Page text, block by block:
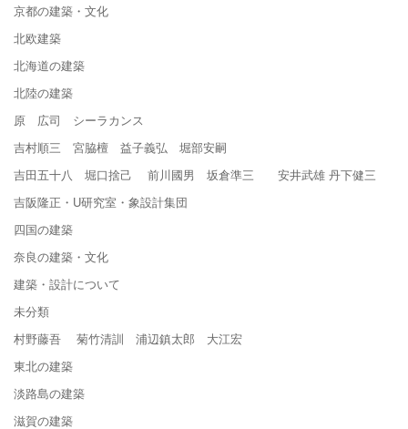
京都の建築・文化
北欧建築
北海道の建築
北陸の建築
原 広司 シーラカンス
吉村順三 宮脇檀 益子義弘 堀部安嗣
吉田五十八 堀口捨己 前川國男 坂倉準三 安井武雄 丹下健三
吉阪隆正・U研究室・象設計集団
四国の建築
奈良の建築・文化
建築・設計について
未分類
村野藤吾 菊竹清訓 浦辺鎮太郎 大江宏
東北の建築
淡路島の建築
滋賀の建築